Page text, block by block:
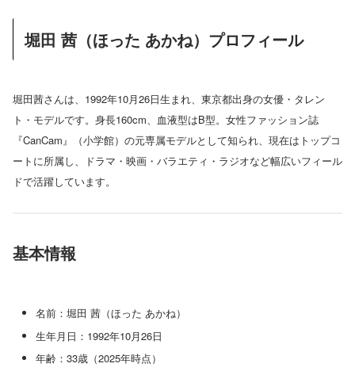
堀田 茜（ほった あかね）プロフィール
堀田茜さんは、1992年10月26日生まれ、東京都出身の女優・タレン
ト・モデルです。身長160cm、血液型はB型。女性ファッション誌
『CanCam』（小学館）の元専属モデルとして知られ、現在はトップコ
ートに所属し、ドラマ・映画・バラエティ・ラジオなど幅広いフィール
ドで活躍しています。
基本情報
名前：堀田 茜（ほった あかね）
生年月日：1992年10月26日
年齢：33歳（2025年時点）